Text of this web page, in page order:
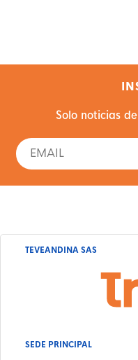
Solo noticias
TEVEANDINA SAS
SEDE PRINCIPAL